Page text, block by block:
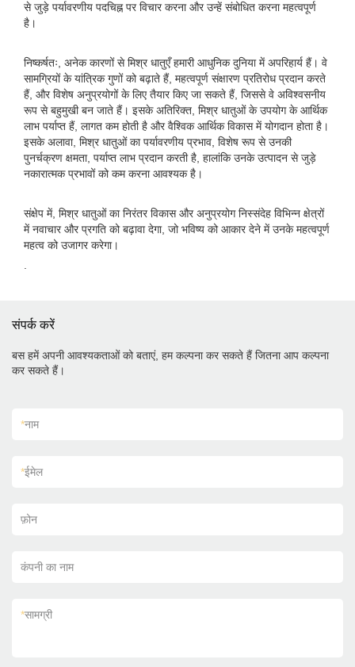
से जुड़े पर्यावरणीय पदचिह्न पर विचार करना और उन्हें संबोधित करना महत्वपूर्ण
है।
निष्कर्षतः, अनेक कारणों से मिश्र धातुएँ हमारी आधुनिक दुनिया में अपरिहार्य हैं। वे
सामग्रियों के यांत्रिक गुणों को बढ़ाते हैं, महत्वपूर्ण संक्षारण प्रतिरोध प्रदान करते
हैं, और विशेष अनुप्रयोगों के लिए तैयार किए जा सकते हैं, जिससे वे अविश्वसनीय
रूप से बहुमुखी बन जाते हैं। इसके अतिरिक्त, मिश्र धातुओं के उपयोग के आर्थिक
लाभ पर्याप्त हैं, लागत कम होती है और वैश्विक आर्थिक विकास में योगदान होता है।
इसके अलावा, मिश्र धातुओं का पर्यावरणीय प्रभाव, विशेष रूप से उनकी
पुनर्चक्रण क्षमता, पर्याप्त लाभ प्रदान करती है, हालांकि उनके उत्पादन से जुड़े
नकारात्मक प्रभावों को कम करना आवश्यक है।
संक्षेप में, मिश्र धातुओं का निरंतर विकास और अनुप्रयोग निस्संदेह विभिन्न क्षेत्रों
में नवाचार और प्रगति को बढ़ावा देगा, जो भविष्य को आकार देने में उनके महत्वपूर्ण
महत्व को उजागर करेगा।
संपर्क करें
बस हमें अपनी आवश्यकताओं को बताएं, हम कल्पना कर सकते हैं जितना आप कल्पना
कर सकते हैं।
*नाम
*ईमेल
फ़ोन
कंपनी का नाम
*सामग्री